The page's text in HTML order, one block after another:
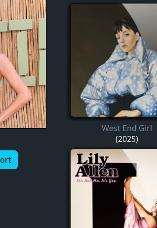
West End Girl
(2025)